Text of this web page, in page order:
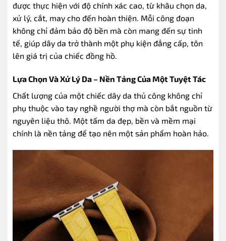
được thực hiện với độ chính xác cao, từ khâu chọn da,
xử lý, cắt, may cho đến hoàn thiện. Mỗi công đoạn
không chỉ đảm bảo độ bền mà còn mang đến sự tinh
tế, giúp dây da trở thành một phụ kiện đẳng cấp, tôn
lên giá trị của chiếc đồng hồ.
Lựa Chọn Và Xử Lý Da – Nền Tảng Của Một Tuyệt Tác
Chất lượng của một chiếc dây da thủ công không chỉ
phụ thuộc vào tay nghề người thợ mà còn bắt nguồn từ
nguyên liệu thô. Một tấm da đẹp, bền và mềm mại
chính là nền tảng để tạo nên một sản phẩm hoàn hảo.